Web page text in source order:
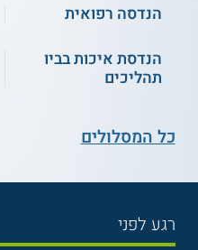
הנדסה רפואית
הנדסת איכות בביו
תהליכים
כל המסלולים
רגע לפני